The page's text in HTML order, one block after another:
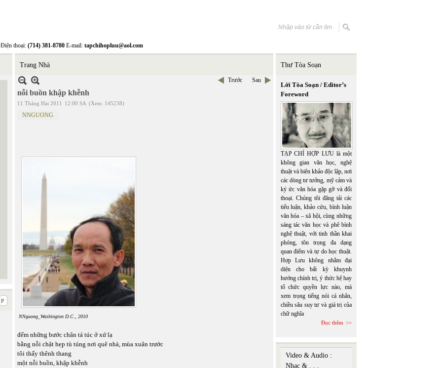
thoại: (714) 381-8780 E-mail: tapchihopluu@aol.com
Trang Nhà
Trước Sau
nỗi buồn khập khễnh
11 Tháng Hai 2011 12:00 SA (Xem: 145238)
NNGUONG
NNguong_Washington D.C., 2010
đếm những bước chân tá túc ở xứ lạ
bằng nỗi chật hẹp tù túng nơi quê nhà, mùa xuân trước
tôi thấy thênh thang
một nỗi buồn, khập khễnh
Thư Tòa Soạn
Lời Tòa Soạn / Editor’s
Foreword
TẠP CHÍ HỢP LƯU là một
không gian văn học, nghệ
thuật và biên khảo độc lập, nơi
các dòng tư tưởng, mỹ cảm và
ký ức văn hóa gặp gỡ và đối
thoại. Chúng tôi đăng tải các
tiểu luận, khảo cứu, bình luận
văn hóa – xã hội, cùng những
sáng tác văn học và phê bình
nghệ thuật, với tinh thần khai
phóng, tôn trọng đa dạng
quan điểm và tự do học thuật.
Hợp Lưu không nhằm đại
diện cho bất kỳ khuynh
hướng chính trị, ý thức hệ hay
tổ chức quyền lực nào, mà
xem trọng tiếng nói cá nhân,
chiều sâu suy tư và giá trị của
chữ nghĩa
Đọc thêm
Video & Audio :
Nhạc & . . .